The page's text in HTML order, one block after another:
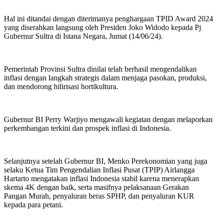
Hal ini ditandai dengan diterimanya penghargaan TPID Award 2024
yang diserahkan langsung oleh Presiden Joko Widodo kepada Pj
Gubernur Sultra di Istana Negara, Jumat (14/06/24).
Pemerintah Provinsi Sultra dinilai telah berhasil mengendalikan
inflasi dengan langkah strategis dalam menjaga pasokan, produksi,
dan mendorong hilirisasi hortikultura.
Gubernur BI Perry Warjiyo mengawali kegiatan dengan melaporkan
perkembangan terkini dan prospek inflasi di Indonesia.
Selanjutnya setelah Gubernur BI, Menko Perekonomian yang juga
selaku Ketua Tim Pengendalian Inflasi Pusat (TPIP) Airlangga
Hartarto mengatakan inflasi Indonesia stabil karena menerapkan
skema 4K dengan baik, serta masifnya pelaksanaan Gerakan
Pangan Murah, penyaluran beras SPHP, dan penyaluran KUR
kepada para petani.